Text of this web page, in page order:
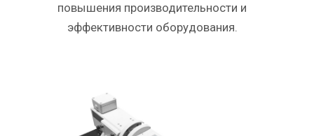
повышения производительности и
эффективности оборудования.